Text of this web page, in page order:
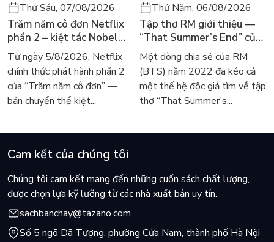
Thứ Sáu, 07/08/2026
Trăm năm cô đơn Netflix
phần 2 – kiệt tác Nobel
trở lại màn ảnh, dòng
người tìm đọc lại García
Márquez
Từ ngày 5/8/2026, Netflix
chính thức phát hành phần 2
của “Trăm năm cô đơn” —
bản chuyển thể kiệt...
Thứ Năm, 06/08/2026
Tập thơ RM giới thiệu —
“That Summer’s End” của
Lee Seong-bok ra mắt bản
tiếng Anh sau 4 năm gây
sốt
Một dòng chia sẻ của RM
(BTS) năm 2022 đã kéo cả
một thế hệ độc giả tìm về tập
thơ “That Summer’s...
Cam kết của chúng tôi
Chúng tôi cam kết mang đến những cuốn sách chất lượng,
được chọn lựa kỹ lưỡng từ các nhà xuất bản uy tín.
sachbanchay@tazano.com
Số 5 ngõ Dã Tượng, phường Cửa Nam, thành phố Hà Nội